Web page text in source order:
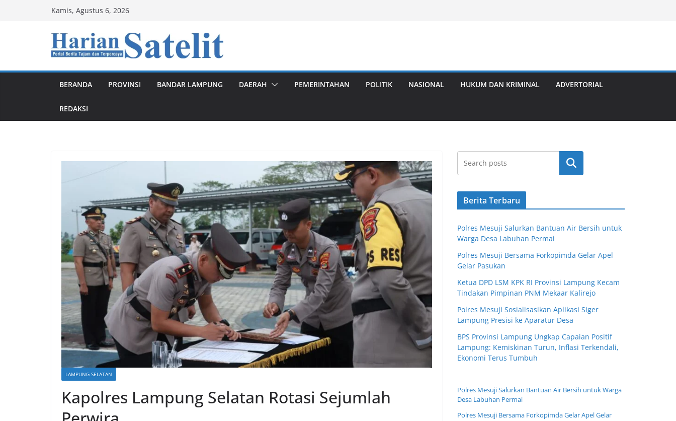
Kamis, Agustus 6, 2026
BERANDA PROVINSI BANDAR LAMPUNG DAERAH PEMERINTAHAN POLITIK NASIONAL HUKUM DAN KRIMINAL ADVERTORIAL
REDAKSI
LAMPUNG SELATAN
Kapolres Lampung Selatan Rotasi Sejumlah
Cari
Berita Terbaru
Polres Mesuji Salurkan Bantuan Air Bersih untuk
Warga Desa Labuhan Permai
Polres Mesuji Bersama Forkopimda Gelar Apel
Gelar Pasukan
Ketua DPD LSM KPK RI Provinsi Lampung Kecam
Tindakan Pimpinan PNM Mekaar Kalirejo
Polres Mesuji Sosialisasikan Aplikasi Siger
Lampung Presisi ke Aparatur Desa
BPS Provinsi Lampung Ungkap Capaian Positif
Lampung: Kemiskinan Turun, Inflasi Terkendali,
Ekonomi Terus Tumbuh
Polres Mesuji Salurkan Bantuan Air Bersih untuk Warga
Desa Labuhan Permai
Polres Mesuji Bersama Forkopimda Gelar Apel Gelar